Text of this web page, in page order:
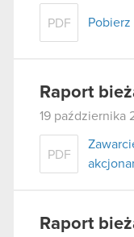
PDF Pobierz
Raport
19 października
PDF
Raport